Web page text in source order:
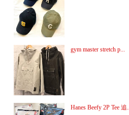
gym master stretch p...
Hanes Beefy 2P Tee 追...